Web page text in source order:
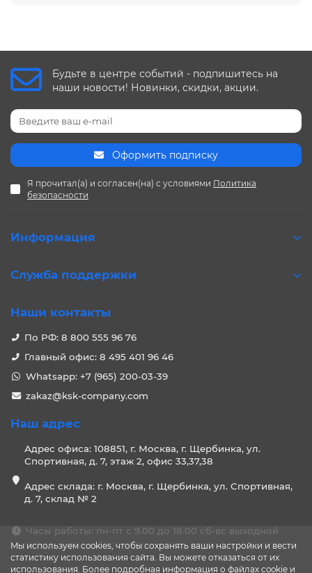
Мы используем cookies, чтобы сохранять ваши настройки и вести
статистику использования сайта. Вы можете отказаться от их
использования. Более подробная информация о файлах cookie и
Будьте в центре событий - подпишитесь на
наши новости! Новинки, скидки, акции.
Оформить подписку
Я прочитал(а) и согласен(на) с условиями Политика
безопасности
Информация
Служба поддержки
Наши контакты
По РФ: 8 800 555 96 76
Главный офис: 8 495 401 96 46
Whatsapp: +7 (965) 200-03-39
zakaz@ksk-company.com
Наш адрес
Адрес офиса: 108851, г. Москва, г. Щербинка, ул.
Спортивная, д. 7, этаж 2, офис 33,37,38
Адрес склада: г. Москва, г. Щербинка, ул. Спортивная,
д. 7, склад № 2
Часы работы: пн-пт с 9.00 до 18.00 сб-вс выходной